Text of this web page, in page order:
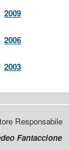
2009
2006
2003
Responsabile
Fantaccione